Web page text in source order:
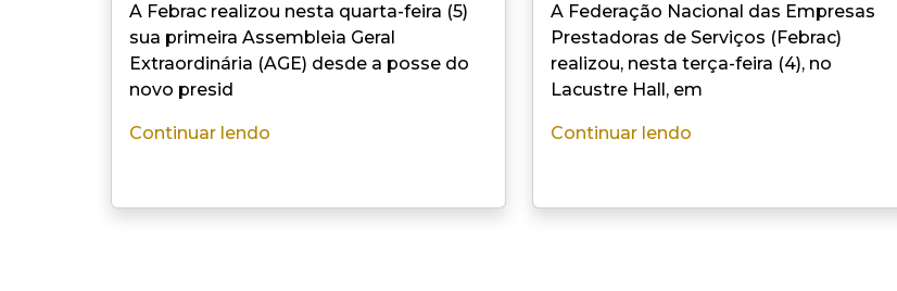
A Febrac realizou nesta quarta-feira (5)
sua primeira Assembleia Geral
Extraordinária (AGE) desde a posse do
novo presid
Continuar lendo
A Federação Nacional das Empresas
Prestadoras de Serviços (Febrac)
realizou, nesta terça-feira (4), no
Lacustre Hall, em
Continuar lendo